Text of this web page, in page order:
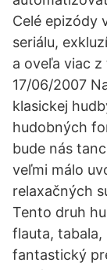
Celé epizódy
seriálu,
a oveľa viac
17/06/2007
klasickej
hudobných
bude nás
veľmi málo
relaxačných
Tento druh
flauta, tabala,
fantastický